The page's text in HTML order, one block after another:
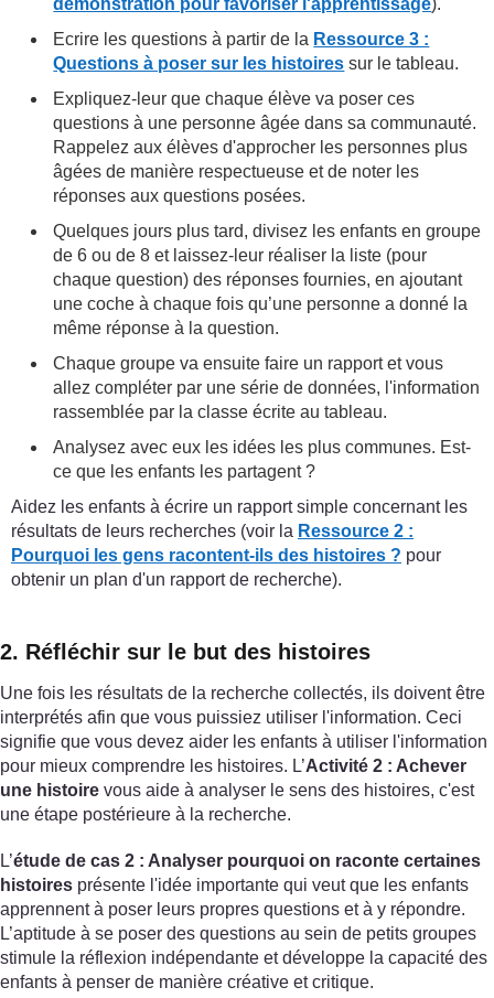
démonstration pour favoriser l'apprentissage).
Ecrire les questions à partir de la Ressource 3 :
Questions à poser sur les histoires sur le tableau.
Expliquez-leur que chaque élève va poser ces
questions à une personne âgée dans sa communauté.
Rappelez aux élèves d'approcher les personnes plus
âgées de manière respectueuse et de noter les
réponses aux questions posées.
Quelques jours plus tard, divisez les enfants en groupe
de 6 ou de 8 et laissez-leur réaliser la liste (pour
chaque question) des réponses fournies, en ajoutant
une coche à chaque fois qu’une personne a donné la
même réponse à la question.
Chaque groupe va ensuite faire un rapport et vous
allez compléter par une série de données, l'information
rassemblée par la classe écrite au tableau.
Analysez avec eux les idées les plus communes. Est-
ce que les enfants les partagent ?
Aidez les enfants à écrire un rapport simple concernant les
résultats de leurs recherches (voir la Ressource 2 :
Pourquoi les gens racontent-ils des histoires ? pour
obtenir un plan d'un rapport de recherche).
2. Réfléchir sur le but des histoires
Une fois les résultats de la recherche collectés, ils doivent être
interprétés afin que vous puissiez utiliser l'information. Ceci
signifie que vous devez aider les enfants à utiliser l'information
pour mieux comprendre les histoires. L’Activité 2 : Achever
une histoire vous aide à analyser le sens des histoires, c'est
une étape postérieure à la recherche.
L’étude de cas 2 : Analyser pourquoi on raconte certaines
histoires présente l'idée importante qui veut que les enfants
apprennent à poser leurs propres questions et à y répondre.
L’aptitude à se poser des questions au sein de petits groupes
stimule la réflexion indépendante et développe la capacité des
enfants à penser de manière créative et critique.